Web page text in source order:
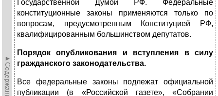
►Содержание►
Государственной Думой РФ. Федеральные
конституционные законы применяются только по
вопросам, предусмотренным Конституцией РФ,
квалифицированным большинством депутатов.
Порядок опубликования и вступления в силу
гражданского законодательства.
Все федеральные законы подлежат официальной
публикации (в «Российской газете», «Собрании